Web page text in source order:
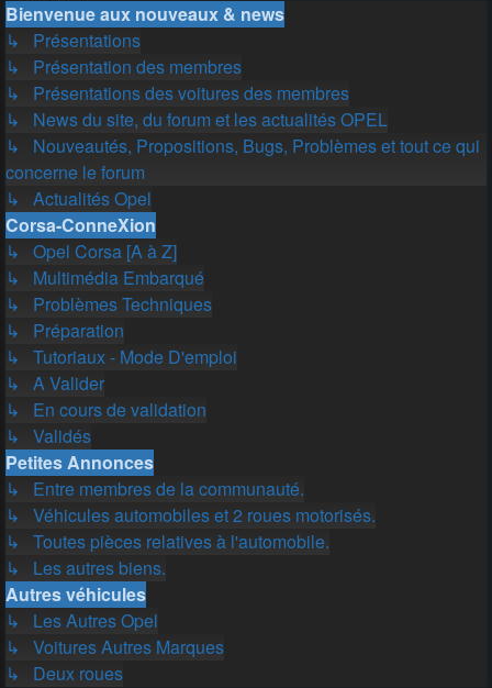
Bienvenue aux nouveaux & news
↳ Présentations
↳ Présentation des membres
↳ Présentations des voitures des membres
↳ News du site, du forum et les actualités OPEL
↳ Nouveautés, Propositions, Bugs, Problèmes et tout ce qui
concerne le forum
↳ Actualités Opel
Corsa-ConneXion
↳ Opel Corsa [A à Z]
↳ Multimédia Embarqué
↳ Problèmes Techniques
↳ Préparation
↳ Tutoriaux - Mode D'emploi
↳ A Valider
↳ En cours de validation
↳ Validés
Petites Annonces
↳ Entre membres de la communauté.
↳ Véhicules automobiles et 2 roues motorisés.
↳ Toutes pièces relatives à l'automobile.
↳ Les autres biens.
Autres véhicules
↳ Les Autres Opel
↳ Voitures Autres Marques
↳ Deux roues